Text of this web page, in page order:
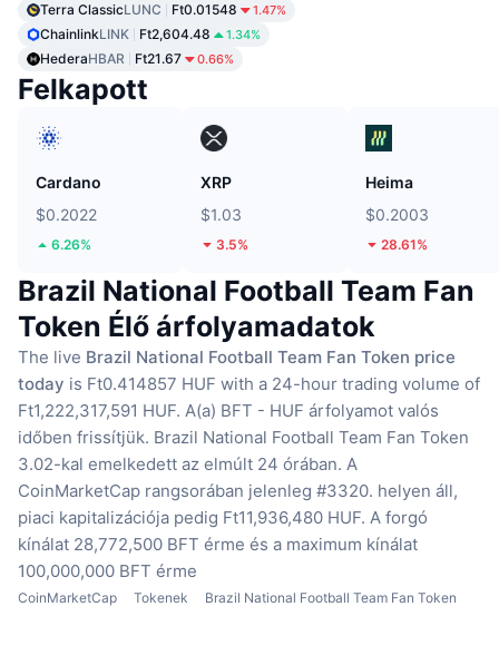
Terra ClassicLUNC Ft0.01548 1.47%
ChainlinkLINK Ft2,604.48 1.34%
HederaHBAR Ft21.67 0.66%
Felkapott
Cardano
$0.2022
6.26%
XRP
$1.03
3.5%
Heima
$0.2003
28.61%
Brazil National Football Team Fan
Token Élő árfolyamadatok
The live Brazil National Football Team Fan Token price
today is Ft0.414857 HUF with a 24-hour trading volume of
Ft1,222,317,591 HUF. A(a) BFT - HUF árfolyamot valós
időben frissítjük. Brazil National Football Team Fan Token
3.02-kal emelkedett az elmúlt 24 órában. A
CoinMarketCap rangsorában jelenleg #3320. helyen áll,
piaci kapitalizációja pedig Ft11,936,480 HUF. A forgó
kínálat 28,772,500 BFT érme és a maximum kínálat
100,000,000 BFT érme
CoinMarketCap Tokenek Brazil National Football Team Fan Token